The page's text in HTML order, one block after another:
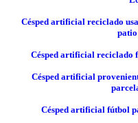
Césped artificial reciclado
Césped artificial reciclado
Césped artificial
Césped artificial fútbol